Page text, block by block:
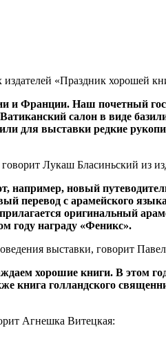
«Праздник хорошей
и Франции. Наш почетный
салон в виде
для выставки редкие
Лукаш Бласиньский из
например, новый
с арамейского
оригинальный
году награду «Феникс».
выставки, говорит
хорошие книги. В этом
книга голландского
Агнешка Витецкая: